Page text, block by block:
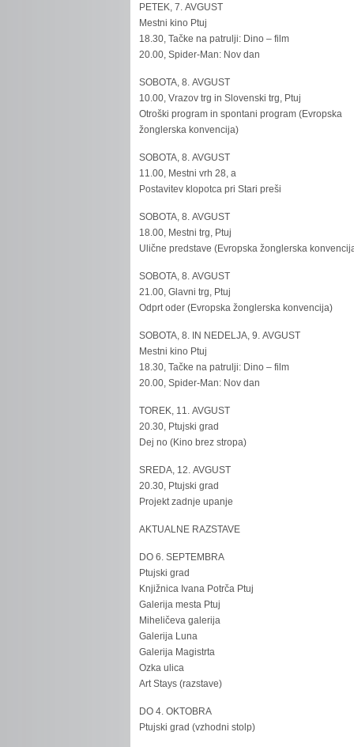
PETEK, 7. AVGUST
Mestni kino Ptuj
18.30, Tačke na patrulji: Dino – film
20.00, Spider-Man: Nov dan
SOBOTA, 8. AVGUST
10.00, Vrazov trg in Slovenski trg, Ptuj
Otroški program in spontani program (Evropska
žonglerska konvencija)
SOBOTA, 8. AVGUST
11.00, Mestni vrh 28, a
Postavitev klopotca pri Stari preši
SOBOTA, 8. AVGUST
18.00, Mestni trg, Ptuj
Ulične predstave (Evropska žonglerska
SOBOTA, 8. AVGUST
21.00, Glavni trg, Ptuj
Odprt oder (Evropska žonglerska konvencija)
SOBOTA, 8. IN NEDELJA, 9. AVGUST
Mestni kino Ptuj
18.30, Tačke na patrulji: Dino – film
20.00, Spider-Man: Nov dan
TOREK, 11. AVGUST
20.30, Ptujski grad
Dej no (Kino brez stropa)
SREDA, 12. AVGUST
20.30, Ptujski grad
Projekt zadnje upanje
AKTUALNE RAZSTAVE
DO 6. SEPTEMBRA
Ptujski grad
Knjižnica Ivana Potrča Ptuj
Galerija mesta Ptuj
Miheličeva galerija
Galerija Luna
Galerija Magistrta
Ozka ulica
Art Stays (razstave)
DO 4. OKTOBRA
Ptujski grad (vzhodni stolp)